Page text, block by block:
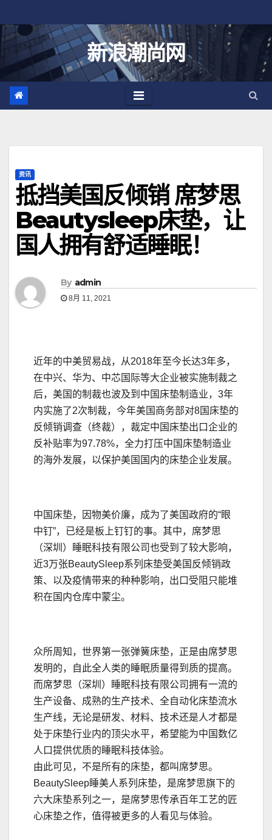
至
新浪潮尚网
资讯
抵挡美国反倾销 席梦思
Beautysleep床垫，让
国人拥有舒适睡眠！
By admin
8月 11, 2021
近年的中美贸易战，从2018年至今长达3年多，
在中兴、华为、中芯国际等大企业被实施制裁之
后，美国的制裁也波及到中国床垫制造业，3年
内实施了2次制裁，今年美国商务部对8国床垫的
反倾销调查（终裁），裁定中国床垫出口企业的
反补贴率为97.78%，全力打压中国床垫制造业
的海外发展，以保护美国国内的床垫企业发展。
中国床垫，因物美价廉，成为了美国政府的“眼
中钉”，已经是板上钉钉的事。其中，席梦思
（深圳）睡眠科技有限公司也受到了较大影响，
近3万张BeautySleep系列床垫受美国反倾销政
策、以及疫情带来的种种影响，出口受阻只能堆
积在国内仓库中蒙尘。
众所周知，世界第一张弹簧床垫，正是由席梦思
发明的，自此全人类的睡眠质量得到质的提高。
而席梦思（深圳）睡眠科技有限公司拥有一流的
生产设备、成熟的生产技术、全自动化床垫流水
生产线，无论是研发、材料、技术还是人才都是
处于床垫行业内的顶尖水平，希望能为中国数亿
人口提供优质的睡眠科技体验。
由此可见，不是所有的床垫，都叫席梦思。
BeautySleep睡美人系列床垫，是席梦思旗下的
六大床垫系列之一，是席梦思传承百年工艺的匠
心床垫之作，值得被更多的人看见与体验。